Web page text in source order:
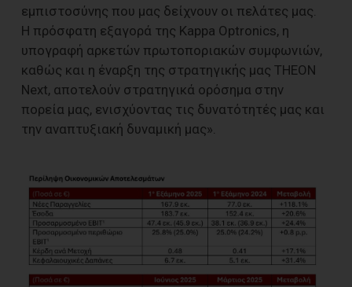
εμπιστοσύνης που μας δείχνουν οι πελάτες μας.
Η πρόσφατη εξαγορά της Kappa Optronics, η
υπογραφή αρκετών πρωτοποριακών συμφωνιών,
καθώς και η έναρξη της στρατηγικής μας ΤΗΕΟΝ
Next, αποτελούν στρατηγικά ορόσημα στην
πορεία μας, ενισχύοντας τις δυνατότητές μας και
την αναπτυξιακή δυναμική μας».